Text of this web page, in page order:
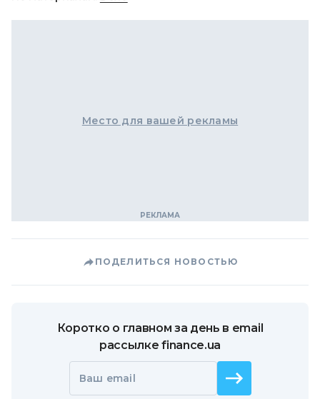
Место для вашей рекламы
ПОДЕЛИТЬСЯ НОВОСТЬЮ
Коротко о главном за день в email
рассылке finance.ua
Ваш email